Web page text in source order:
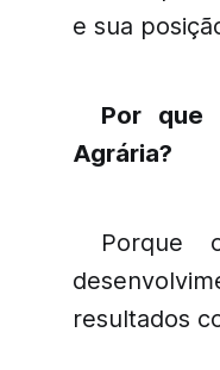
e sua
Por que
Agrária?
Porque
resultados